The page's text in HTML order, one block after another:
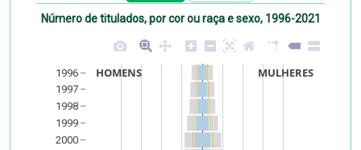
Número de titulados, por cor ou raça e sexo, 1996-2021
2000
1999
1998
1997
1996 HOMENS MULHERES